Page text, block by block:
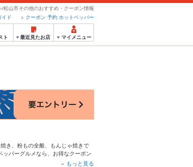
/松山市その他のおすすめ・クーポン情報
クーポン 予約 ホットペッパー
イド
ト 最近見たお店 マイメニュー
き 粉もの全般 もんじゃ焼きで
パーグルメなら、お得なクーポン
ど、お店の最新情報をご紹介してい
もっと見る